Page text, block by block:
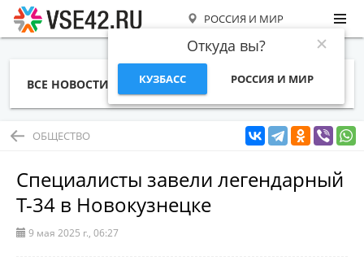
РОССИЯ И МИР
Откуда вы?
КУЗБАСС РОССИЯ И МИР
ВСЕ НОВОСТИ СТАТЬИ ТЕМЫ ФОТО
ОБЩЕСТВО
Специалисты завели легендарный
Т-34 в Новокузнецке
9 мая 2025 г., 06:27